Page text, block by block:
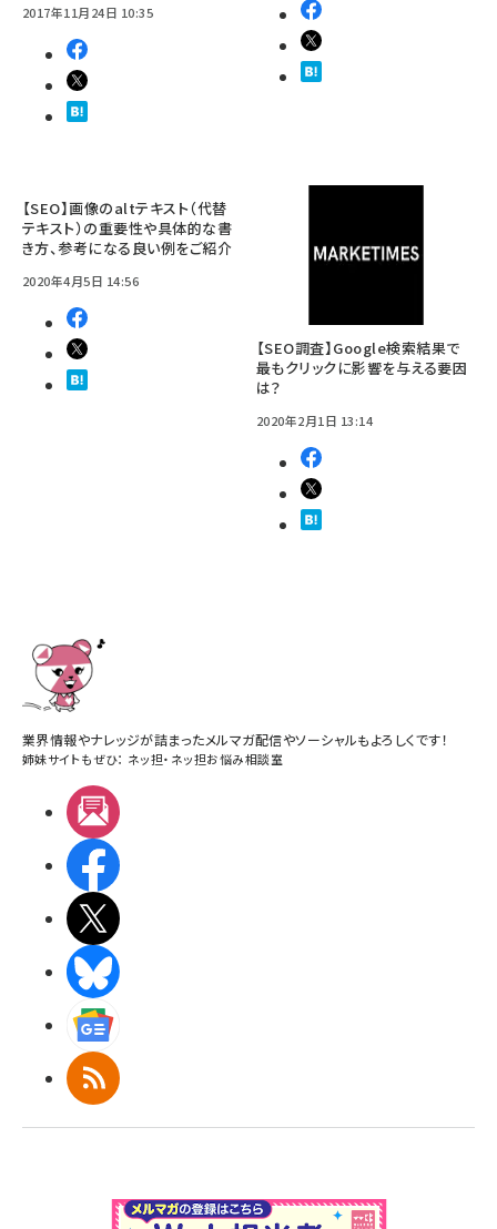
2017年11月24日 10:35
【SEO】画像のaltテキスト（代替
テキスト）の重要性や具体的な書
き方、参考になる良い例をご紹介
2020年4月5日 14:56
【SEO調査】Google検索結果で
最もクリックに影響を与える要因
は？
2020年2月1日 13:14
業界情報やナレッジが詰まったメルマガ配信やソーシャルもよろしくです！
姉妹サイトもぜひ： ネッ担・ ネッ担お悩み相談室
RSS